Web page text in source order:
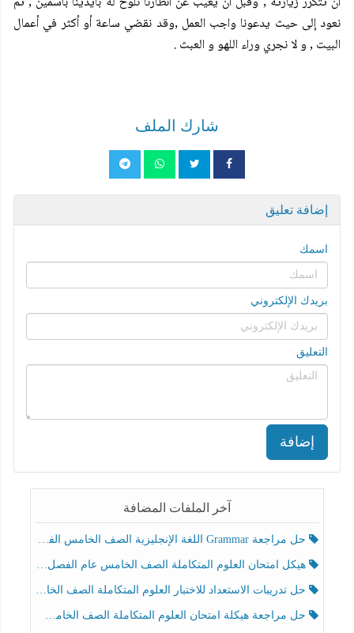
نعود إلى حيث يدعونا واجب العمل ,وقد نقضي ساعة أو أكثر في أعمال
البيت , و لا نجري وراء اللهو و العبث .
شارك الملف
إضافة تعليق
اسمك
بريدك الإلكتروني
التعليق
إضافة
آخر الملفات المضافة
حل مراجعة Grammar اللغة الإنجليزية الصف الخامس الفصل الثالث
هيكل امتحان العلوم المتكاملة الصف الخامس عام الفصل الدراسي الثالث 2025-2026
حل تدريبات الاستعداد للاختبار العلوم المتكاملة الصف الخامس عام الفصل الثالث
حل مراجعة هيكلة امتحان العلوم المتكاملة الصف الخامس انسبير الفصل الثالث